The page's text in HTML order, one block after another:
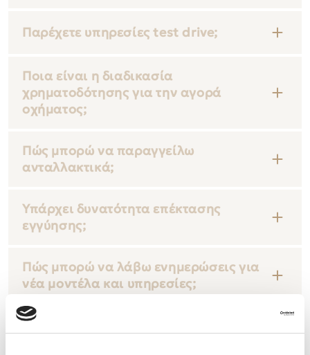
Παρέχετε υπηρεσίες test drive;
Ποια είναι η διαδικασία
χρηματοδότησης για την αγορά
οχήματος;
Πώς μπορώ να παραγγείλω
ανταλλακτικά;
Υπάρχει δυνατότητα επέκτασης
εγγύησης;
Πώς μπορώ να λάβω ενημερώσεις για
νέα μοντέλα και υπηρεσίες;
Τι περιλαμβάνει το πρόγραμμα